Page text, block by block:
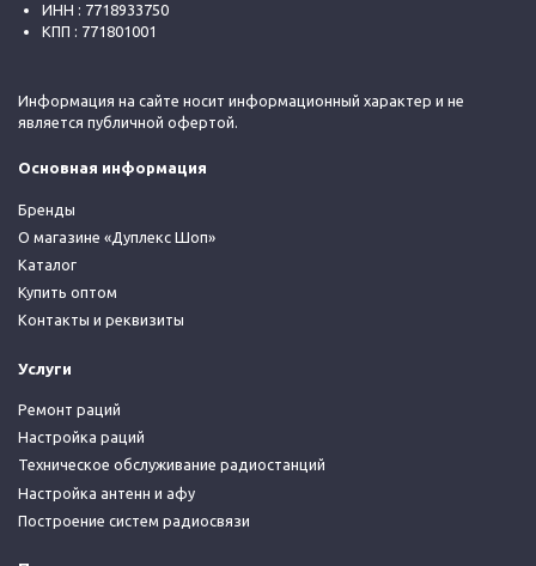
ИНН : 7718933750
КПП : 771801001
Информация на сайте носит информационный характер и не
является публичной офертой.
Основная информация
Бренды
О магазине «Дуплекс Шоп»
Каталог
Купить оптом
Контакты и реквизиты
Услуги
Ремонт раций
Настройка раций
Техническое обслуживание радиостанций
Настройка антенн и афу
Построение систем радиосвязи